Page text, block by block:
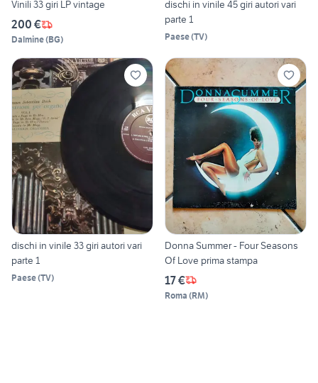
Vinili 33 giri LP vintage
200 €
Dalmine(BG)
dischi in vinile 45 giri autori vari
parte 1
Paese(TV)
dischi in vinile 33 giri autori vari
parte 1
Paese(TV)
Donna Summer - Four Seasons
Of Love prima stampa
17 €
Roma (RM)